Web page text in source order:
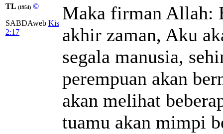
TL (1954) ©
SABDAweb Kis
2:17
Maka firman Allah:
akhir zaman, Aku
segala manusia,
perempuan akan
akan melihat
tuamu akan mimpi